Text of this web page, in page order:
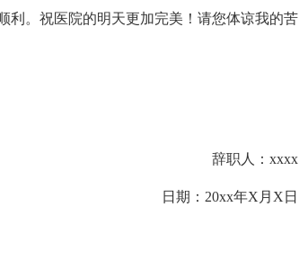
利。祝医院的明天更加完美！请您体谅我的苦
辞职人：xxxx
日期：20xx年X月X日